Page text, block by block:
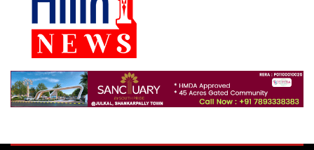
Allin1news